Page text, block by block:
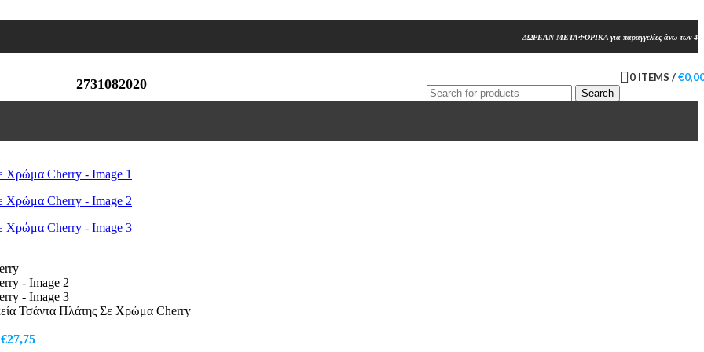
ΔΩΡΕΑΝ ΜΕΤΑΦΟΡΙΚΑ για παραγγελίες άνω των
2731082020
Search
0 ITEMS /€
Τσάντα Πλάτης Σε Χρώμα Cherry
Original
€27,75Η